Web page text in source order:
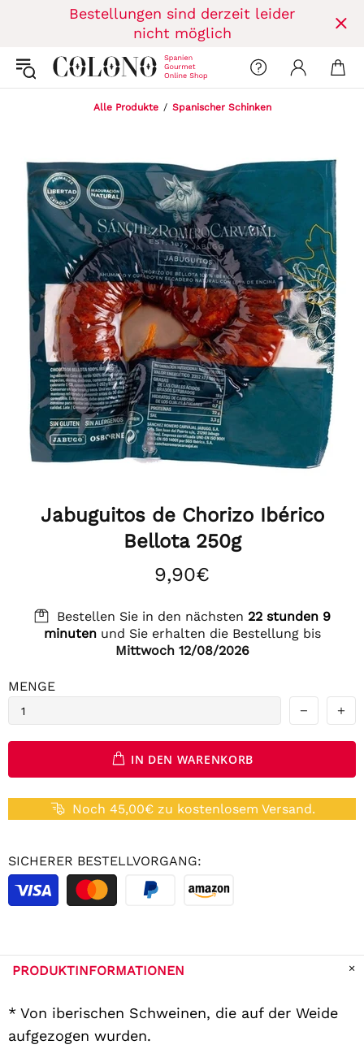
Bestellungen sind derzeit leider
nicht möglich
Alle Produkte Spanischer Schinken
Jabuguitos de Chorizo Ibérico
Bellota 250g
9,90€
Bestellen Sie in den nächsten 22 stunden 9
minutenund Sie erhalten die Bestellung bis
Mittwoch 12/08/2026
MENGE
IN DEN WARENKORB
Noch 45,00€ zu kostenlosem Versand.
SICHERER BESTELLVORGANG:
PRODUKTINFORMATIONEN
* Von iberischen Schweinen, die auf der Weide
aufgezogen wurden.